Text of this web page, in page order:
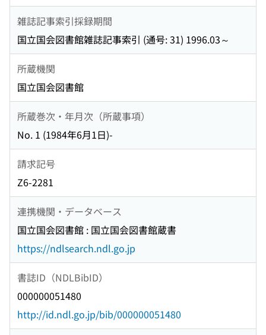
雑誌記事索引採録期間
国立国会図書館雑誌記事索引 (通号: 31) 1996.03～
所蔵機関
国立国会図書館
所蔵巻次・年月次（所蔵事項）
No. 1 (1984年6月1日)-
請求記号
Z6-2281
連携機関・データベース
国立国会図書館 : 国立国会図書館蔵書
https://ndlsearch.ndl.go.jp
書誌ID（NDLBibID）
000000051480
http://id.ndl.go.jp/bib/000000051480